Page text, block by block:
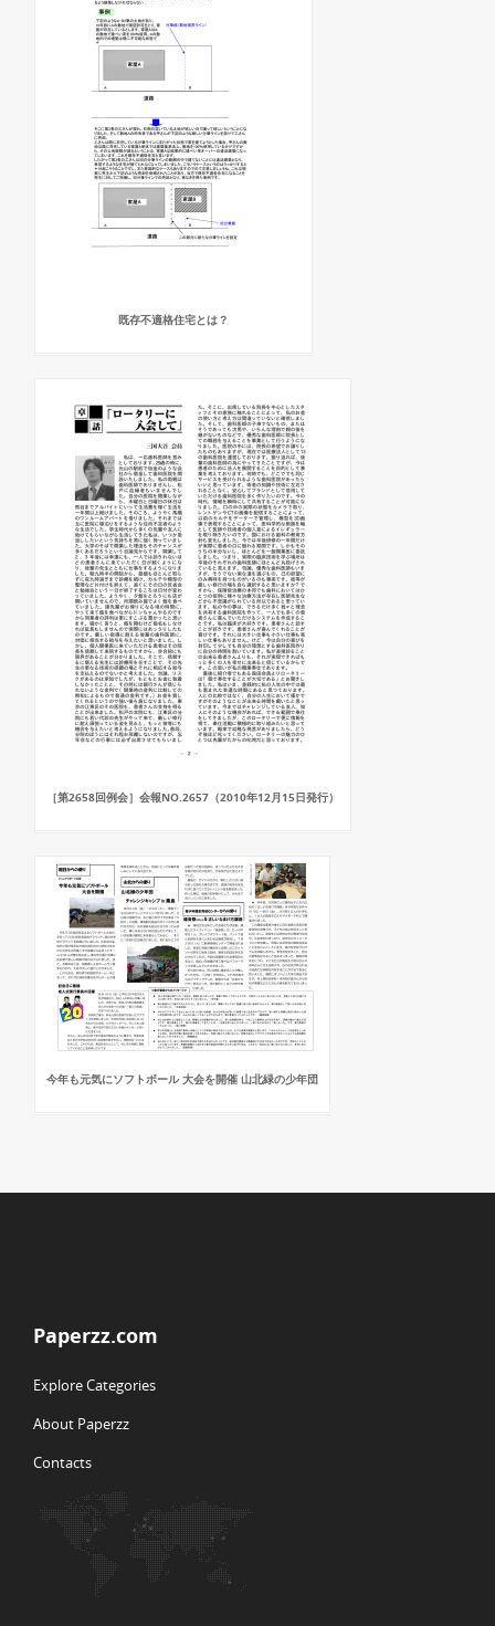
既存不適格住宅とは？
［第2658回例会］会報NO.2657（2010年12月15日発行）
今年も元気にソフトボール 大会を開催 山北緑の少年団
Paperzz.com
Explore Categories
About Paperzz
Contacts